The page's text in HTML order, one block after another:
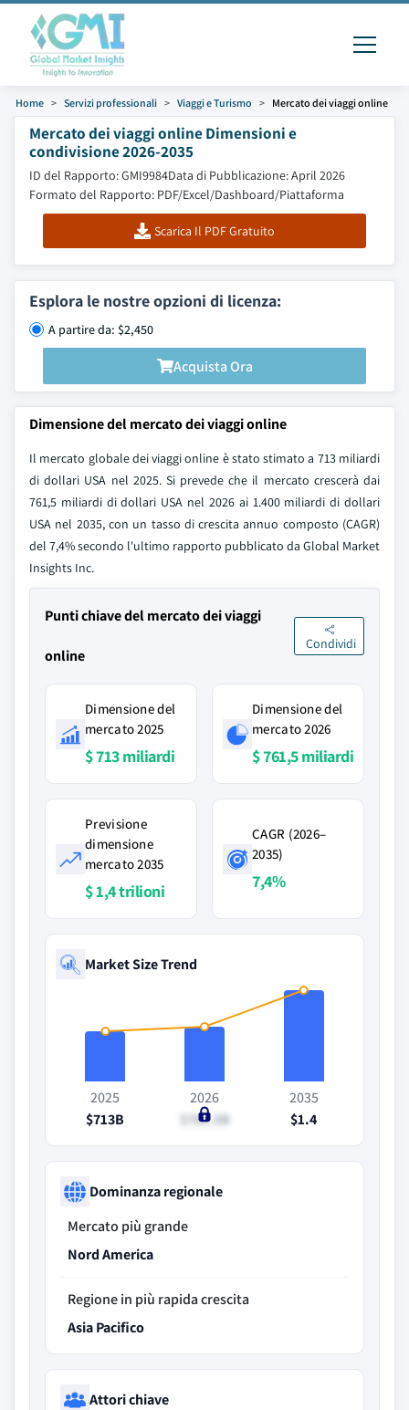
Home Servizi professionali Viaggi e Turismo Mercato dei viaggi online
Mercato dei viaggi online Dimensioni e
condivisione 2026-2035
ID del Rapporto: GMI9984Data di Pubblicazione: April 2026
Formato del Rapporto: PDF/Excel/Dashboard/Piattaforma
Scarica Il PDF Gratuito
Esplora le nostre opzioni di licenza:
A partire da: $2,450
Acquista Ora
Dimensione del mercato dei viaggi online
Il mercato globale dei viaggi online è stato stimato a 713 miliardi
di dollari USA nel 2025. Si prevede che il mercato crescerà dai
761,5 miliardi di dollari USA nel 2026 ai 1.400 miliardi di dollari
USA nel 2035, con un tasso di crescita annuo composto (CAGR)
del 7,4% secondo l'ultimo rapporto pubblicato da Global Market
Insights Inc.
Punti chiave del mercato dei viaggi
online
Condividi
Dimensione del
mercato 2025
$ 713 miliardi
Dimensione del
mercato 2026
$ 761,5 miliardi
Previsione
dimensione
mercato 2035
$ 1,4 trilioni
CAGR (2026–
2035)
7,4%
Market Size Trend
2025
$713B
2026
$761.5B
2035
$1.4
Dominanza regionale
Mercato più grande
Nord America
Regione in più rapida crescita
Asia Pacifico
Attori chiave